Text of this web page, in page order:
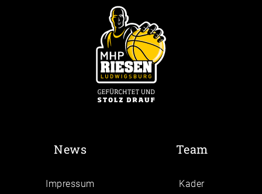
News
Impressum
Team
Kader